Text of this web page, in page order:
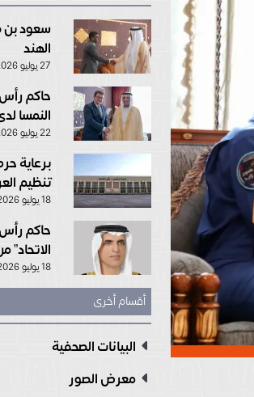
سعود بن
الهند
27 يوليو 2026
حاكم
النمسا
22 يوليو 2026
برعاية
تنظيم
18 يوليو 2026
حاكم
الاتحاد”
18 يوليو 2026
أقسام أخرى
البيانات الصحفية
معرض الصور